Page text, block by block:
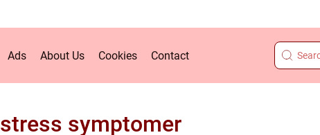
Ads About Us Cookies Contact
stress symptomer